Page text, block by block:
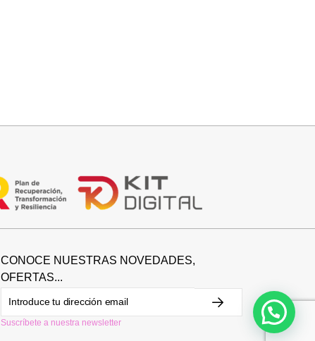
CONOCE NUESTRAS NOVEDADES,
OFERTAS...
Suscríbete a nuestra newsletter